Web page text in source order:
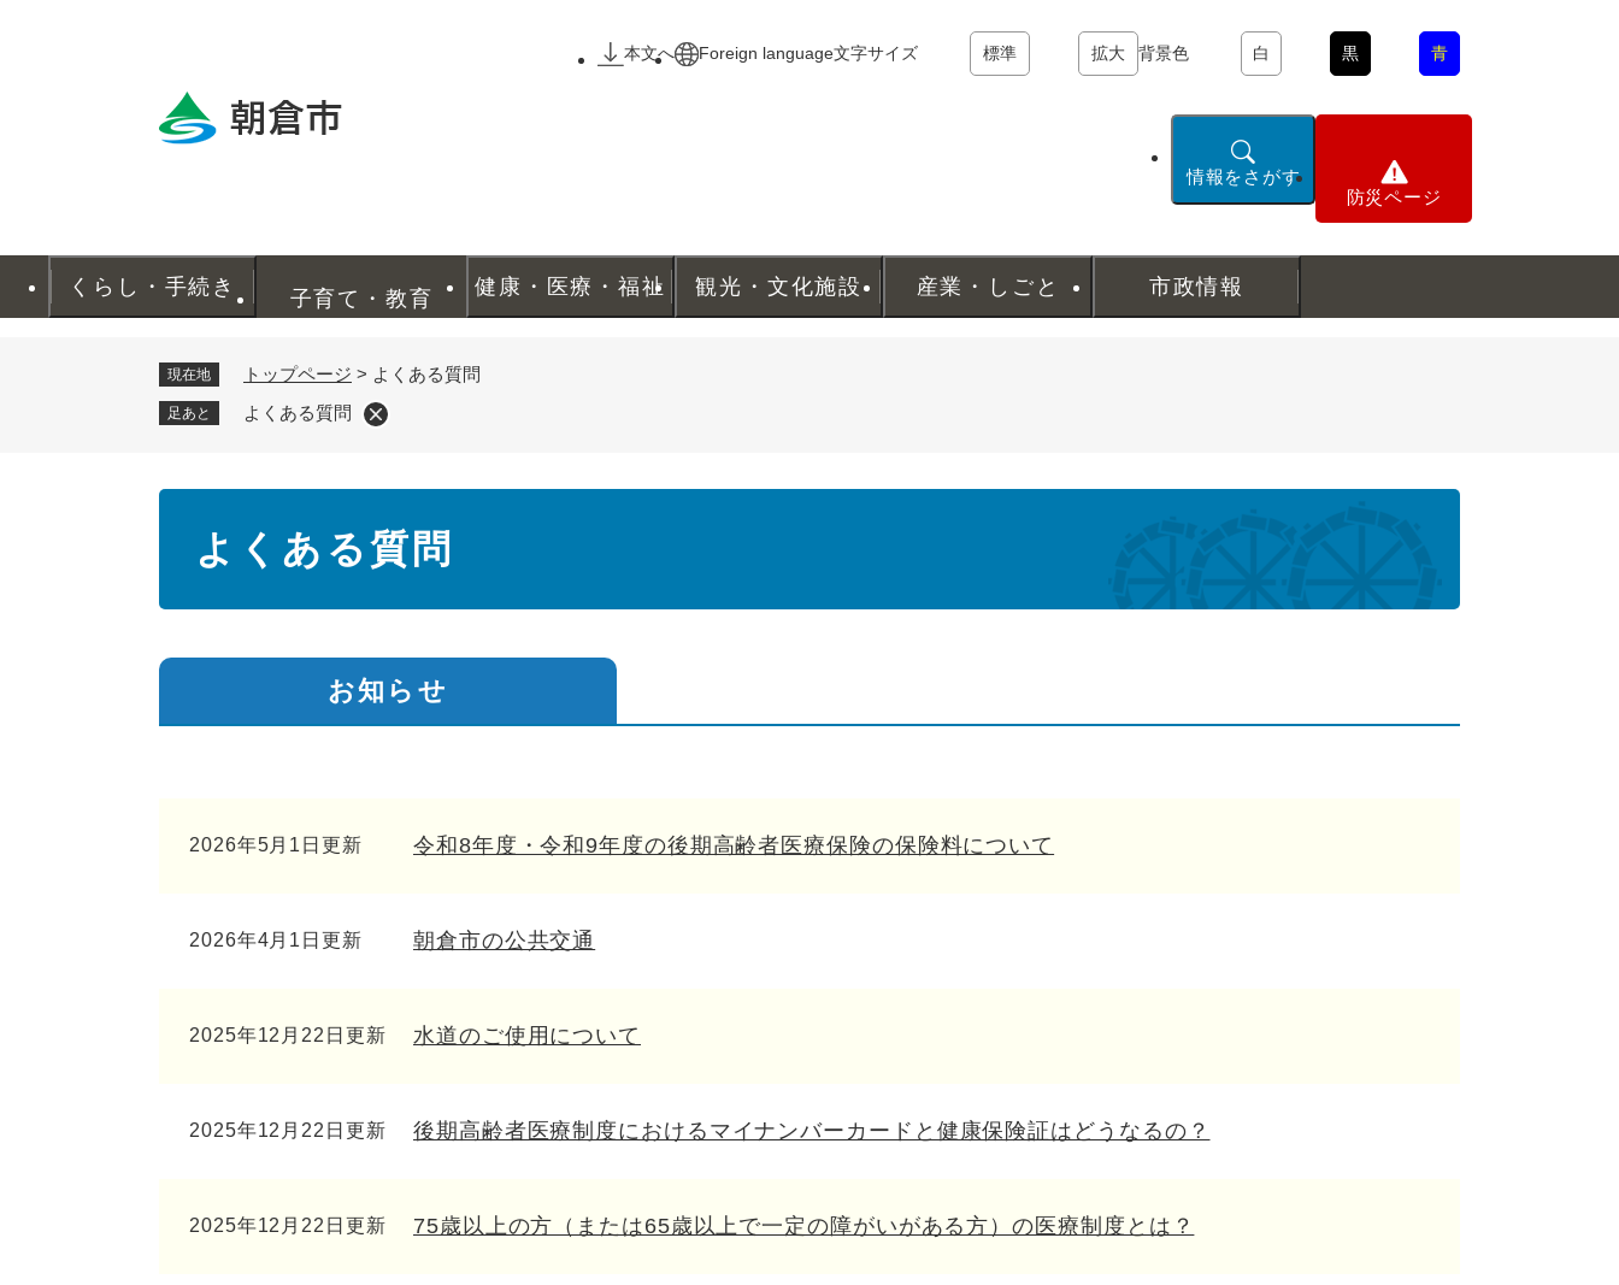
本文へ
Foreign language文字サイズ 標準 拡大 背景色 白 黒 青
情報をさがす
防災ページ
くらし・手続き 子育て・教育 健康・医療・福祉 観光・文化施設 産業・しごと 市政情報
現在地 トップページ > よくある質問
足あと よくある質問
よくある質問
お知らせ
2026年5月1日更新 令和8年度・令和9年度の後期高齢者医療保険の保険料について
2026年4月1日更新 朝倉市の公共交通
2025年12月22日更新 水道のご使用について
2025年12月22日更新 後期高齢者医療制度におけるマイナンバーカードと健康保険証はどうなるの？
2025年12月22日更新 75歳以上の方（または65歳以上で一定の障がいがある方）の医療制度とは？